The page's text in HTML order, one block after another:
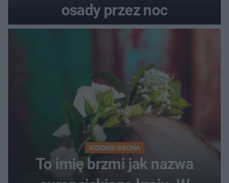
osady przez noc
RZADKIE IMIONA
To imię brzmi jak nazwa